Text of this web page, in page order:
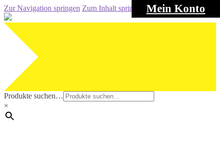
Mein Konto
Zur Navigation springen Zum Inhalt springen
Produkte suchen…
×